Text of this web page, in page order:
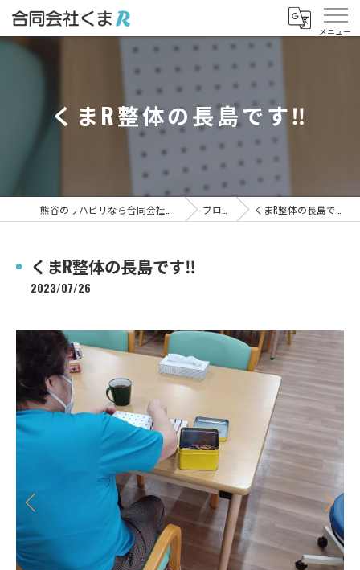
くまR整体の長島です‼️
ブログ くまR整体の長島です‼️
くまR整体の長島です‼️
2023/07/26